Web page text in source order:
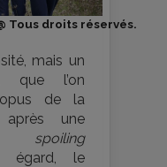
Tous droits réservés.
mais un
que l’on
de la
après une
spoiling
égard, le